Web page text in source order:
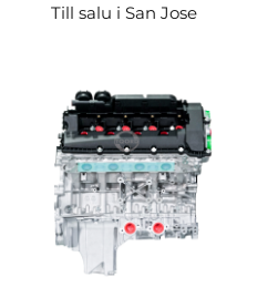
Till salu i San Jose